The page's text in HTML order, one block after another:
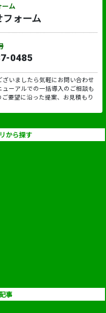
ーム
ォーム
0485
いましたら気軽にお問い合わせ
ーアルでの一括導入のご相談も
要望に沿った提案、お見積もり
から探す
事